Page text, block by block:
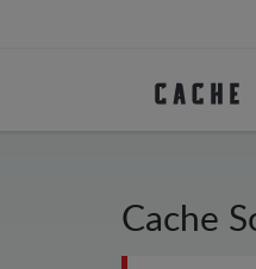
Cache